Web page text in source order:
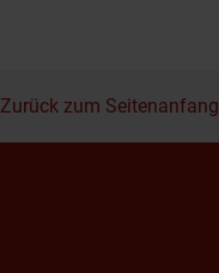
Zurück zum Seitenanfang